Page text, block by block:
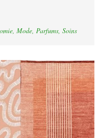
, Mode, Parfums, Soins